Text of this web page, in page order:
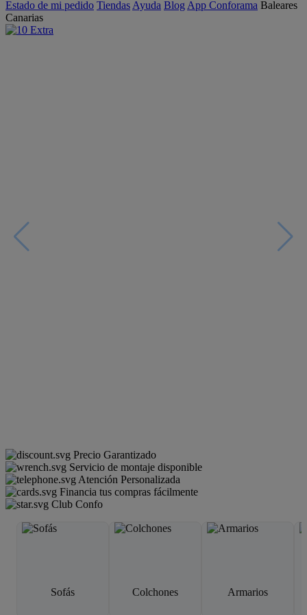
Estado de mi pedido Tiendas Ayuda Blog App Conforama Baleares
Canarias
Precio Garantizado
Servicio de montaje disponible
Atención Personalizada
Financia tus compras fácilmente
Club Confo
Sofás Colchones Armarios